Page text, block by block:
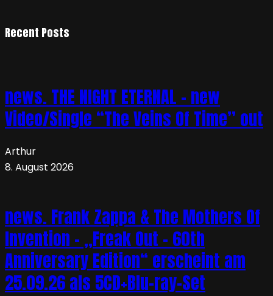
Recent Posts
news. THE NIGHT ETERNAL – new
Video/Single “The Veins Of Time” out
Arthur
8. August 2026
news. Frank Zappa & The Mothers Of
Invention – „Freak Out – 60th
Anniversary Edition“ erscheint am
25.09.26 als 5CD+Blu-ray-Set